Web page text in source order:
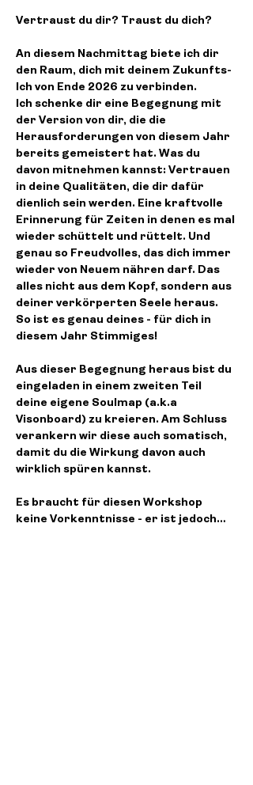
Vertraust du dir? Traust du dich?
An diesem Nachmittag biete ich dir
den Raum, dich mit deinem Zukunfts-
Ich von Ende 2026 zu verbinden.
Ich schenke dir eine Begegnung mit
der Version von dir, die die
Herausforderungen von diesem Jahr
bereits gemeistert hat. Was du
davon mitnehmen kannst: Vertrauen
in deine Qualitäten, die dir dafür
dienlich sein werden. Eine kraftvolle
Erinnerung für Zeiten in denen es mal
wieder schüttelt und rüttelt. Und
genau so Freudvolles, das dich immer
wieder von Neuem nähren darf. Das
alles nicht aus dem Kopf, sondern aus
deiner verkörperten Seele heraus.
So ist es genau deines - für dich in
diesem Jahr Stimmiges!
Aus dieser Begegnung heraus bist du
eingeladen in einem zweiten Teil
deine eigene Soulmap (a.k.a
Visonboard) zu kreieren. Am Schluss
verankern wir diese auch somatisch,
damit du die Wirkung davon auch
wirklich spüren kannst.
Es braucht für diesen Workshop
keine Vorkenntnisse - er ist jedoch…